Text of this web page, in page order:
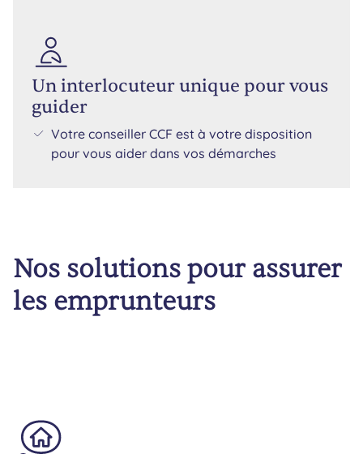
Un interlocuteur unique pour vous
guider
Votre conseiller CCF est à votre disposition
pour vous aider dans vos démarches
Nos solutions pour assurer
les emprunteurs